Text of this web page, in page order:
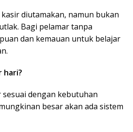
diutamakan, namun bukan
Bagi pelamar tanpa
dan kemauan untuk belajar
hari?
sesuai dengan kebutuhan
besar akan ada sistem